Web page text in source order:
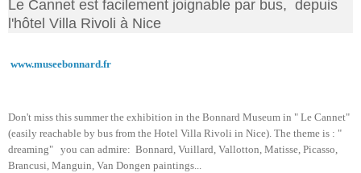
Le Cannet est facilement joignable par bus, depuis
l'hôtel Villa Rivoli à Nice
www.museebonnard.fr
Don't miss this summer the exhibition in the Bonnard Museum in " Le Cannet"
(easily reachable by bus from the Hotel Villa Rivoli in Nice). The theme is : "
dreaming" you can admire: Bonnard, Vuillard, Vallotton, Matisse, Picasso,
Brancusi, Manguin, Van Dongen paintings...